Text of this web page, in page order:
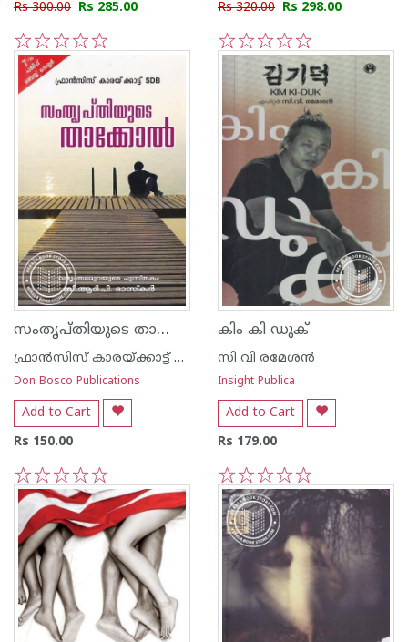
Rs 300.00 Rs 285.00
3
2
1
Rs 320.00 Rs 298.00
5
4
3
2
1
സംതൃപ്തിയുടെ താക്കോല്‍
ഫ്രാന്‍സിസ് കാരയ്ക്കാട്ട് ഏസ് ഡി ബി
Don Bosco Publications
Add to Cart
Rs 150.00
5
4
3
2
1
കിം കി ഡുക്
സി വി രമേശന്‍
Insight Publica
Add to Cart
Rs 179.00
5
4
3
2
1